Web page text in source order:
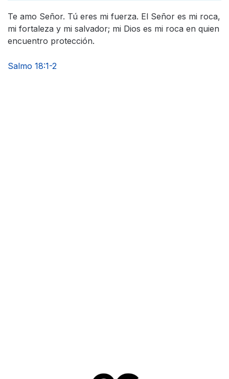
Te amo Señor. Tú eres mi fuerza. El Señor es mi roca,
mi fortaleza y mi salvador; mi Dios es mi roca en quien
encuentro protección.
Salmo 18:1-2